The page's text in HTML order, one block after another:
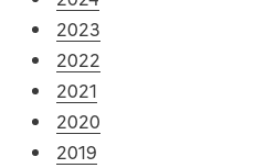
2023
2022
2021
2020
2019